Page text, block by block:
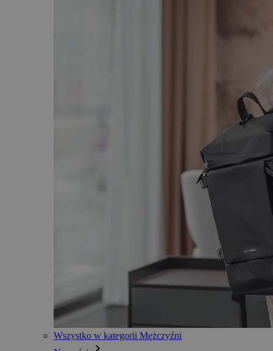
Wszystko w kategorii Mężczyźni